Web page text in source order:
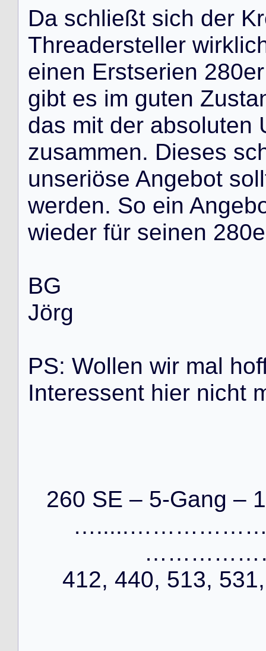
Da schließt sich der Kr
Threadersteller wirklic
einen Erstserien 280er
gibt es im guten Zusta
das mit der absoluten
zusammen. Dieses sc
unseriöse Angebot soll
werden. So ein Angeb
wieder für seinen 280e
BG
Jörg
PS: Wollen wir mal hof
Interessent hier nicht
260 SE – 5-Gang –
412, 440, 513,